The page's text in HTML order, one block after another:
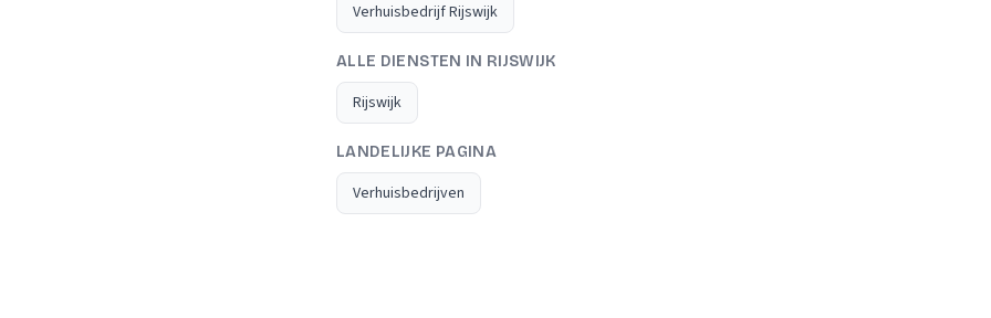
Verhuisbedrijf Rijswijk
ALLE DIENSTEN IN RIJSWIJK
Rijswijk
LANDELIJKE PAGINA
Verhuisbedrijven